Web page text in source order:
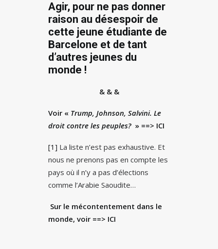
Agir, pour ne pas donner
raison au désespoir de
cette jeune étudiante de
Barcelone et de tant
d’autres jeunes du
monde !
& & &
Voir « Trump, Johnson, Salvini. Le
droit contre les peuples? » ==> ICI
[1] La liste n’est pas exhaustive. Et
nous ne prenons pas en compte les
pays où il n’y a pas d’élections
comme l’Arabie Saoudite…
Sur le mécontentement dans le
monde, voir ==> ICI